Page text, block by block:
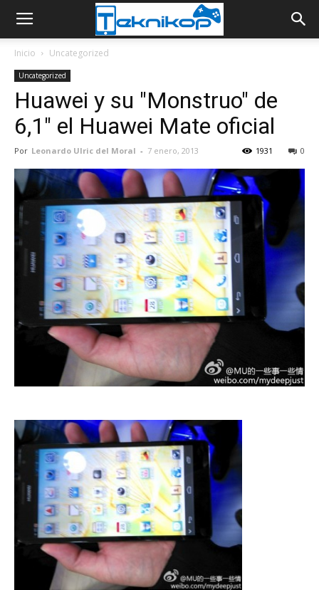
Inicio Uncategorized
Uncategorized
Huawei y su "Monstruo" de
6,1" el Huawei Mate oficial
Por Leonardo Ulric del Moral - 7 enero, 2013 0
1931